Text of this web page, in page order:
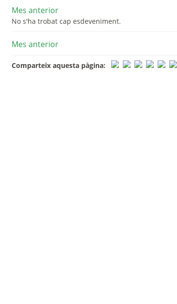
Mes anterior
No s'ha trobat cap esdeveniment.
Mes anterior
Comparteix aquesta pàgina: